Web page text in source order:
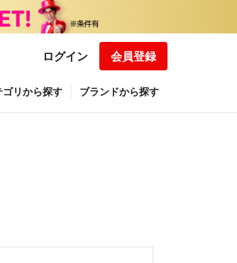
ログイン 会員登録
ゴリから探す ブランドから探す